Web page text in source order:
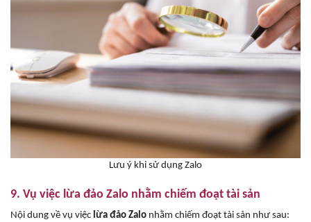
Lưu ý khi sử dụng Zalo
9. Vụ việc lừa đảo Zalo nhằm chiếm đoạt tài sản
Nội dung về vụ việc lừa đảo Zalo nhằm chiếm đoạt tài sản như sau: